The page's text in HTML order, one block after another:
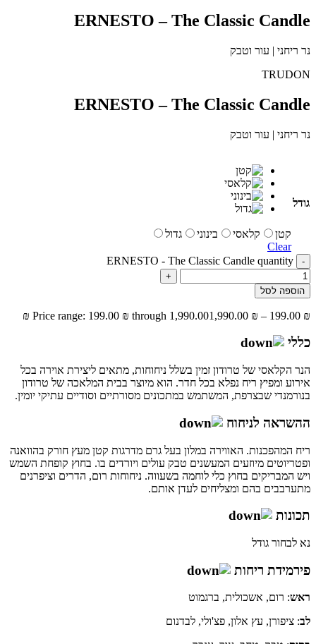
ERNESTO – The Classic Candle
נר ריחני | עור וטבק
TRUDON
ERNESTO – The Classic Candle
נר ריחני | עור וטבק
גודל
קטן קלאסי בינוני
גדול
Clear
-
ERNESTO - The Classic Candle quantity
+
הוספה לסל
199.00 ₪
–
1,990.00 ₪
Price range: 199.00 ₪ through 1,990.00 ₪
כללי
הנר הקלאסי של טרודון זמין בשלל ניחוחות, מתאים ליצירת אוירה בכל
אירוע ומפיץ ריח נפלא בכל חדר. הוא מיוצר בבית המלאכה של טרודון
בנורמנדי שבצרפת, המשתמש במתכונים מסורתיים וסודיים עתיקי יומין.
ההשראה לניחוח
ריח המהפכנות. האווירה במלון בעל גרם מדרגות קטן מעץ חורק בהוואנה
ופטריוטים מיוזעים המעשנים טבק עולים ויורדים בו. בחוץ קופחת השמש
ויש המבריקים בחוץ כלי לוחמה בשעווה. ניחוחות רום, הדרים וציפרנים
מתערבבים בהם ומצליחים לעדן אותם.
תכונות
נא לבחור גודל
פירמידת ריחות
ראש: רום, אשכולית, ברגמוט
לב: ציפורן, עץ אלון, פצ'ולי, לבדנום